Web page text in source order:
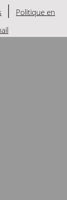
|
Politique en